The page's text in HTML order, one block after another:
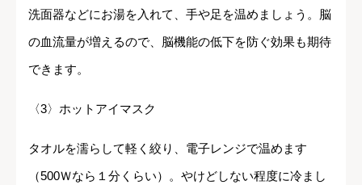
洗面器などにお湯を入れて、手や足を温めましょう。脳
の血流量が増えるので、脳機能の低下を防ぐ効果も期待
できます。
〈3〉ホットアイマスク
タオルを濡らして軽く絞り、電子レンジで温めます
（500Ｗなら１分くらい）。やけどしない程度に冷まし